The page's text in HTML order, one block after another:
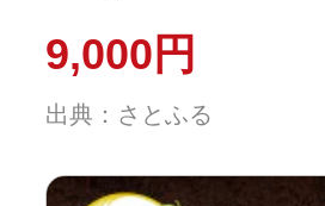
自治体直営サ
はじめるバイ
9,000円
出典：さとふる